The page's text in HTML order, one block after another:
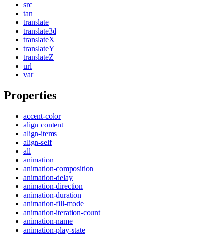
src
tan
translate
translate3d
translateX
translateY
translateZ
url
var
Properties
accent-color
align-content
align-items
align-self
all
animation
animation-composition
animation-delay
animation-direction
animation-duration
animation-fill-mode
animation-iteration-count
animation-name
animation-play-state